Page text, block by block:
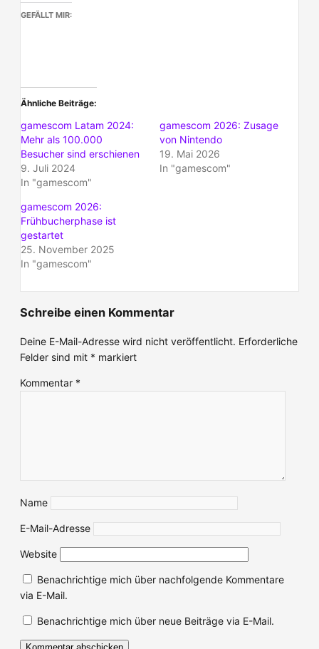
GEFÄLLT MIR:
Ähnliche Beiträge
gamescom Latam 2024:
Mehr als 100.000
Besucher sind erschienen
9. Juli 2024
In "gamescom"
gamescom 2026: Zusage
von Nintendo
19. Mai 2026
In "gamescom"
gamescom 2026:
Frühbucherphase ist
gestartet
25. November 2025
In "gamescom"
Schreibe einen Kommentar
Deine E-Mail-Adresse wird nicht veröffentlicht. Erforderliche
Felder sind mit * markiert
Kommentar *
Name
E-Mail-Adresse
Website
Benachrichtige mich über nachfolgende Kommentare
via E-Mail.
Benachrichtige mich über neue Beiträge via E-Mail.